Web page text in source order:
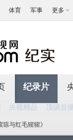
体育 军事 更多
纪录片
央视精品 顶级首
琼与红毛猩猩》